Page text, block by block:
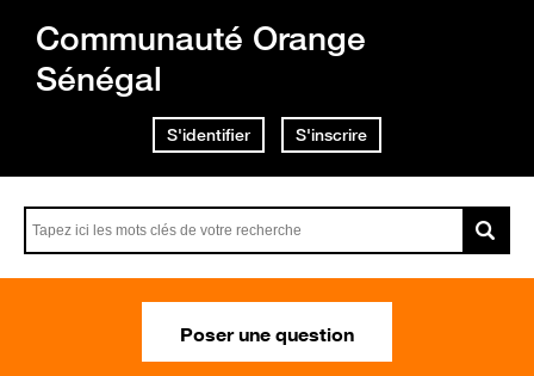
Communauté Orange
Sénégal
S'identifier S'inscrire
Poser une question